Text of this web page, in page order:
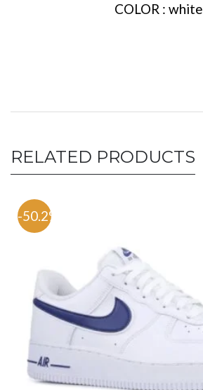
COLOR : white
RELATED PRODUCTS
-50.2%